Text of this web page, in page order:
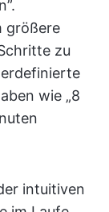
größere
zu
wie „8
intuitiven